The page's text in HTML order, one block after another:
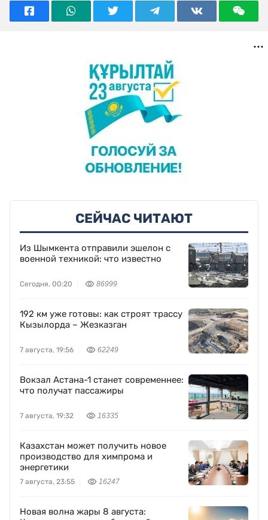
СЕЙЧАС ЧИТАЮТ
Из Шымкента отправили эшелон с
военной техникой: что известно
Сегодня, 00:20 86999
192 км уже готовы: как строят трассу
Кызылорда – Жезказган
7 августа, 19:56 62249
Вокзал Астана-1 станет современнее:
что получат пассажиры
7 августа, 19:32 16335
Казахстан может получить новое
производство для химпрома и
энергетики
7 августа, 23:55 16247
Новая волна жары 8 августа: